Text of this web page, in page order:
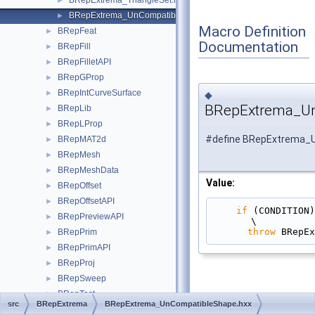
► BRepExtrema_UnCompatibleShape.hxx
► BRepFeat
► BRepFill
► BRepFilletAPI
► BRepGProp
► BRepIntCurveSurface
► BRepLib
► BRepLProp
► BRepMAT2d
► BRepMesh
► BRepMeshData
► BRepOffset
► BRepOffsetAPI
► BRepPreviewAPI
► BRepPrim
► BRepPrimAPI
► BRepProj
► BRepSweep
► BRepTest
► BRepToIGES
Macro Definition
Documentation
◆
#define
Value:
if (CONDITION)
\
throw
src BRepExtrema BRepExtrema_UnCompatibleShape.hxx